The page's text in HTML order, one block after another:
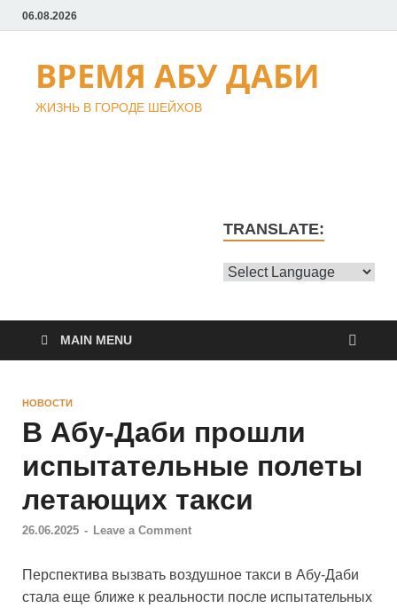
06.08.2026
ВРЕМЯ АБУ ДАБИ
ЖИЗНЬ В ГОРОДЕ ШЕЙХОВ
TRANSLATE:
MAIN MENU
НОВОСТИ
В Абу-Даби прошли
испытательные полеты
летающих такси
26.06.2025 - Leave a Comment
Перспектива вызвать воздушное такси в Абу-Даби
стала еще ближе к реальности после испытательных